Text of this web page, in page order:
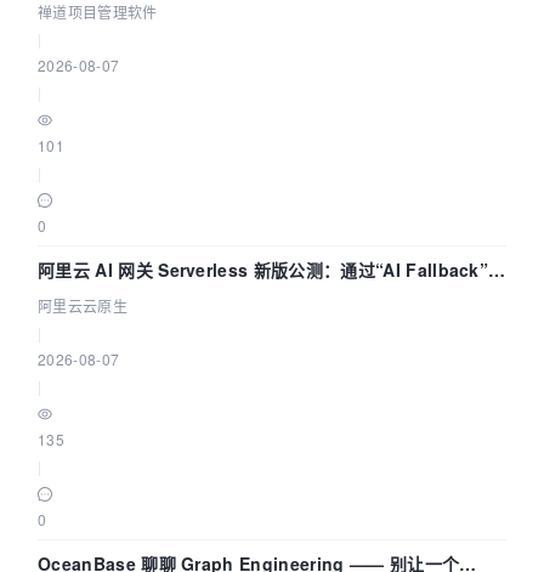
禅道项目管理软件
2026-08-07
101
0
阿里云 AI 网关 Serverless 新版公测：通过“AI Fallback”与
拓扑可视化构建 AI 流量治理底座
阿里云云原生
2026-08-07
135
0
OceanBase 聊聊 Graph Engineering —— 别让一个